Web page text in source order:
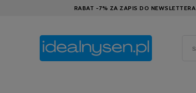
RABAT -7% ZA ZAPIS DO NEWSLETTERA